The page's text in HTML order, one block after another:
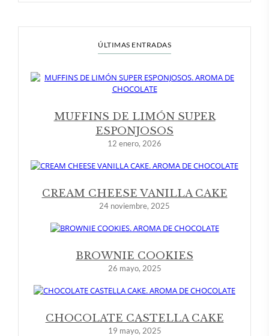
ÚLTIMAS ENTRADAS
MUFFINS DE LIMÓN SUPER
ESPONJOSOS
12 enero, 2026
CREAM CHEESE VANILLA CAKE
24 noviembre, 2025
BROWNIE COOKIES
26 mayo, 2025
CHOCOLATE CASTELLA CAKE
19 mayo, 2025